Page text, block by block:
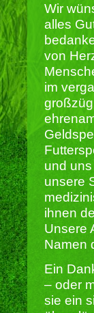
Wir
alles
von
im
und
unsere
ihnen
Unsere
Namen
Ein
– oder
sie ein